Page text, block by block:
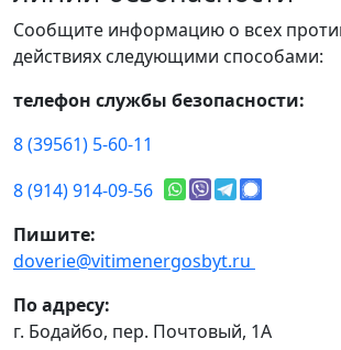
Сообщите информацию о всех
действиях следующими способами:
телефон службы безопасности:
8 (39561) 5-60-11
8 (914) 914-09-56
Пишите:
doverie@vitimenergosbyt.ru
По адресу:
г. Бодайбо, пер. Почтовый, 1А